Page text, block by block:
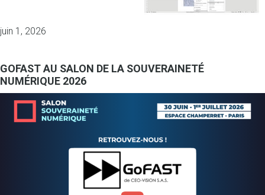
juin 1, 2026
GOFAST AU SALON DE LA SOUVERAINETÉ
NUMÉRIQUE 2026